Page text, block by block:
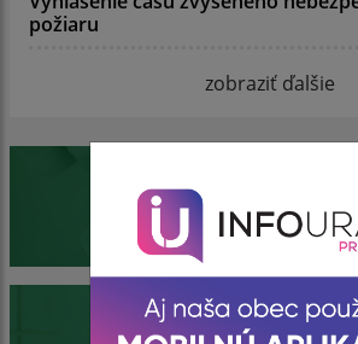
požiaru
zobraziť ďalšie
Mobilná aplikácia